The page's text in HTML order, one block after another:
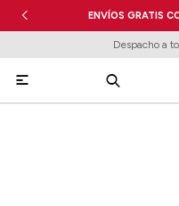
ENVÍOS GRATIS
Despacho a
